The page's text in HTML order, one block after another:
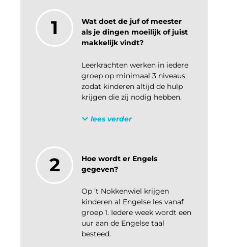
1
Wat doet de juf of meester
als je dingen moeilijk of juist
makkelijk vindt?
Leerkrachten werken in iedere
groep op minimaal 3 niveaus,
zodat kinderen altijd de hulp
krijgen die zij nodig hebben.
lees verder
2
Hoe wordt er Engels
gegeven?
Op ’t Nokkenwiel krijgen
kinderen al Engelse les vanaf
groep 1. Iedere week wordt een
uur aan de Engelse taal
besteed.